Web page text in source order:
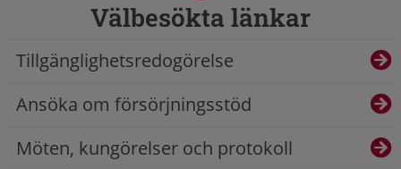
Välbesökta länkar
Tillgänglighetsredogörelse
Ansöka om försörjningsstöd
Möten, kungörelser och protokoll